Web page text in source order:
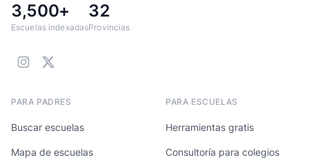
3,500+
Escuelas indexadas
32
Provincias
PARA PADRES
Buscar escuelas
Mapa de escuelas
PARA ESCUELAS
Herramientas gratis
Consultoría para colegios